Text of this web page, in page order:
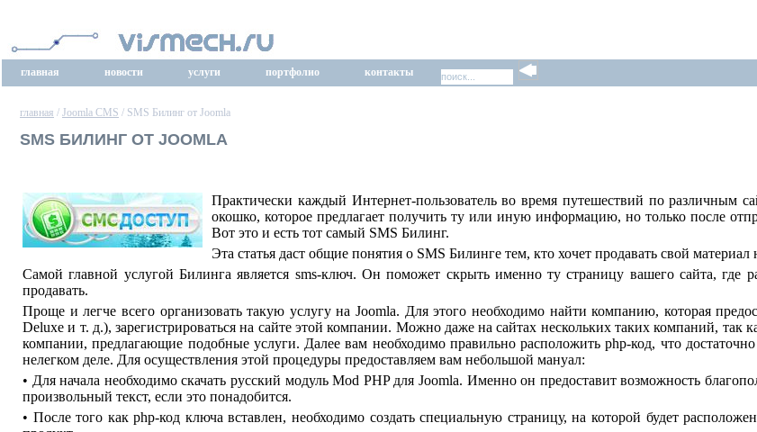
главная новости услуги портфолио контакты
главная / Joomla CMS / SMS Билинг от Joomla
SMS БИЛИНГ ОТ JOOMLA
Практически каждый Интернет-пользователь во время путешествий по различным
окошко, которое предлагает получить ту или иную информацию, но только после
Вот это и есть тот самый SMS Билинг.
Эта статья даст общие понятия о SMS Билинге тем, кто хочет продавать свой материал
Самой главной услугой Билинга является sms-ключ. Он поможет скрыть именно ту страницу вашего сайта, где
продавать.
Проще и легче всего организовать такую услугу на Joomla. Для этого необходимо найти компанию, которая
Deluxe и т. д.), зарегистрироваться на сайте этой компании. Можно даже на сайтах нескольких таких компаний, так
компании, предлагающие подобные услуги. Далее вам необходимо правильно расположить php-код, что
нелегком деле. Для осуществления этой процедуры предоставляем вам небольшой мануал:
• Для начала необходимо скачать русский модуль Mod PHP для Joomla. Именно он предоставит возможность
произвольный текст, если это понадобится.
• После того как php-код ключа вставлен, необходимо создать специальную страницу, на которой будет